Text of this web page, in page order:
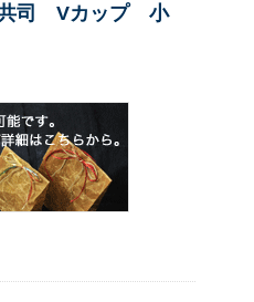
共司 Vカップ 小